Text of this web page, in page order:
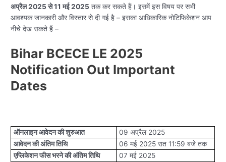
अप्रैल 2025 से 11 मई 2025 तक कर सकते हैं। इसमें इस विषय पर सभी
आवश्यक जानकारी और विस्तार से दी गई है – इसका आधिकारिक नोटिफिकेशन आप
नीचे देख सकते हैं –
Bihar BCECE LE 2025
Notification Out Important
Dates
ऑनलाइन आवेदन की शुरुआत
09 अप्रैल 2025
आवेदन की अंतिम तिथि
06 मई 2025 रात 11:59 बजे तक
एप्लिकेशन फीस भरने की अंतिम तिथि
07 मई 2025